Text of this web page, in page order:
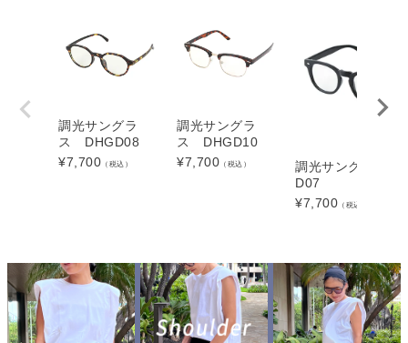
調光サングラ
ス DHGD08
¥7,700 （税込）
調光サングラ
ス DHGD10
¥7,700 （税込）
調光サングラス
D07
¥7,700 （税込）